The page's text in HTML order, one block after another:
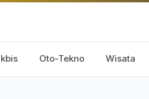
Oto-Tekno Wisata